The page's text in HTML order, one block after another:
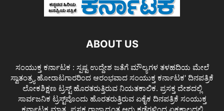
ABOUT US
ಸಂಯುಕ್ತ ಕರ್ನಾಟಕ : ಸ್ಪಷ್ಟ ಉದ್ದೇಶ ಜತೆಗೆ ಮೌಲ್ಯಗಳ ತಳಹದಿಯ ಮೇಲೆ
ಸ್ವಾತಂತ್ರ್ಯ ಹೋರಾಟಗಾರರಿಂದ ಆರಂಭವಾದ ಸಂಯುಕ್ತ ಕರ್ನಾಟಕ' ದಿನಪತ್ರಿಕೆ
ಲೋಕಶಿಕ್ಷಣ ಟ್ರಸ್ಟ್ ಹೊರತರುತ್ತಿರುವ ನಿಯತಕಾಲಿಕ. ಪ್ರಸಕ್ತ ದೇಶದಲ್ಲಿ
ಸಾರ್ವಜನಿಕ ಟ್ರಸ್ಟ್‌ವೊಂದು ಹೊರತರುತ್ತಿರುವ ಏಕೈಕ ದಿನಪತ್ರಿಕೆ ಸಂಯುಕ್ತ